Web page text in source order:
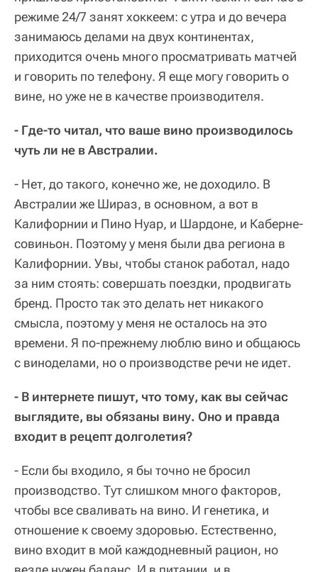
режиме 24/7 занят хоккеем: с утра и до вечера
занимаюсь делами на двух континентах,
приходится очень много просматривать матчей
и говорить по телефону. Я еще могу говорить о
вине, но уже не в качестве производителя.
- Где-то читал, что ваше вино производилось
чуть ли не в Австралии.
- Нет, до такого, конечно же, не доходило. В
Австралии же Шираз, в основном, а вот в
Калифорнии и Пино Нуар, и Шардоне, и Каберне-
совиньон. Поэтому у меня были два региона в
Калифорнии. Увы, чтобы станок работал, надо
за ним стоять: совершать поездки, продвигать
бренд. Просто так это делать нет никакого
смысла, поэтому у меня не осталось на это
времени. Я по-прежнему люблю вино и общаюсь
с виноделами, но о производстве речи не идет.
- В интернете пишут, что тому, как вы сейчас
выглядите, вы обязаны вину. Оно и правда
входит в рецепт долголетия?
- Если бы входило, я бы точно не бросил
производство. Тут слишком много факторов,
чтобы все сваливать на вино. И генетика, и
отношение к своему здоровью. Естественно,
вино входит в мой каждодневный рацион, но